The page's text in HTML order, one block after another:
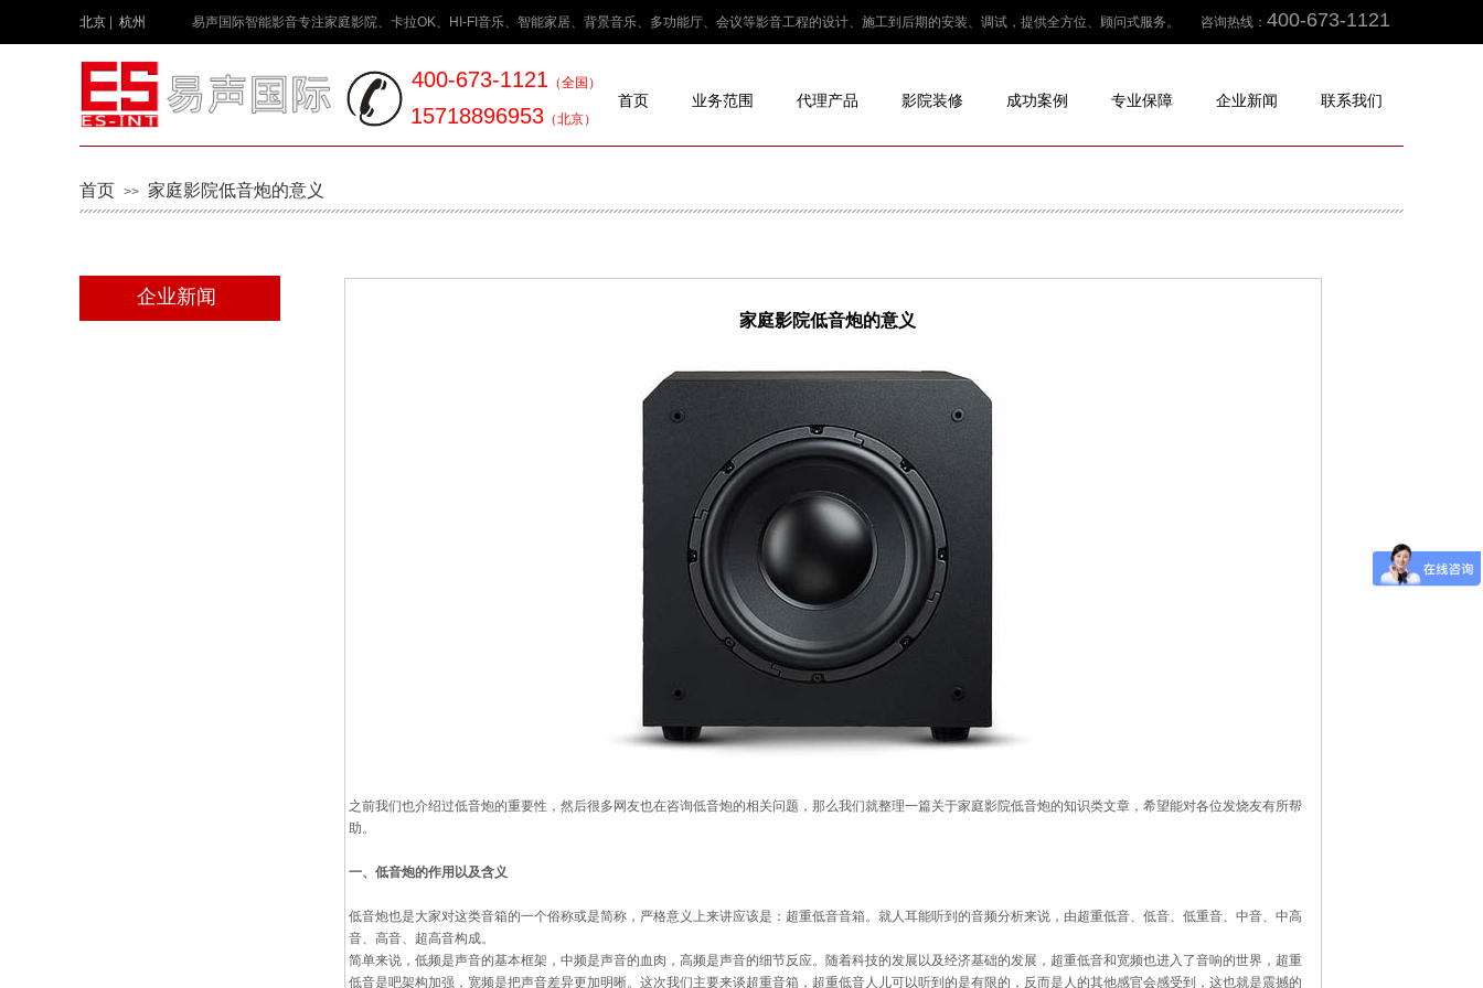
咨询热线： 400-673-1121
北京 杭州 易声国际智能影音专注家庭影院、卡拉OK、HI-FI音乐、智能家居、背景音乐、多功能厅、会议等影音工程的设计、施工到后期的安装、调试，提供全方位、顾问式服务。
400-673-1121 （全国 ）
首页 业务范围 代理产品 影院装修 成功案例 专业保障 企业新闻 联系我们
15718896953 （北京）
首页 >> 家庭影院低音炮的意义
企业新闻
家庭影院低音炮的意义
之前我们也介绍过低音炮的重要性，然后很多网友也在咨询低音炮的相关问题，那么我们就整理一篇关于家庭影院低音炮的知识类文章，希望能对各位发烧友有所帮
助。
一、低音炮的作用以及含义
低音炮也是大家对这类音箱的一个俗称或是简称，严格意义上来讲应该是：超重低音音箱。就人耳能听到的音频分析来说，由超重低音、低音、低重音、中音、中高
音、高音、超高音构成。
简单来说，低频是声音的基本框架，中频是声音的血肉，高频是声音的细节反应。 随着科技的发展以及经济基础的发展，超重低音和宽频也进入了音响的世界，超重
低音是吧架构加强，宽频是把声音差异更加明晰。 这次我们主要来谈超重音箱，超重低音人儿可以听到的是有限的，反而是人的其他感官会感受到，这也就是震撼的